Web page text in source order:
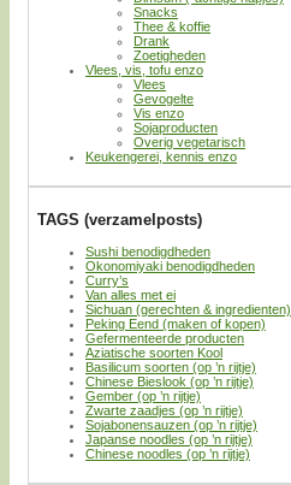
Snacks
Thee & koffie
Drank
Zoetigheden
Vlees, vis, tofu enzo
Vlees
Gevogelte
Vis enzo
Sojaproducten
Overig vegetarisch
Keukengerei, kennis enzo
TAGS (verzamelposts)
Sushi benodigdheden
Okonomiyaki benodigdheden
Curry’s
Van alles met ei
Sichuan (gerechten & ingredienten)
Peking Eend (maken of kopen)
Gefermenteerde producten
Aziatische soorten Kool
Basilicum soorten (op ’n rijtje)
Chinese Bieslook (op ’n rijtje)
Gember (op ’n rijtje)
Zwarte zaadjes (op ’n rijtje)
Sojabonensauzen (op ’n rijtje)
Japanse noodles (op ’n rijtje)
Chinese noodles (op ’n rijtje)